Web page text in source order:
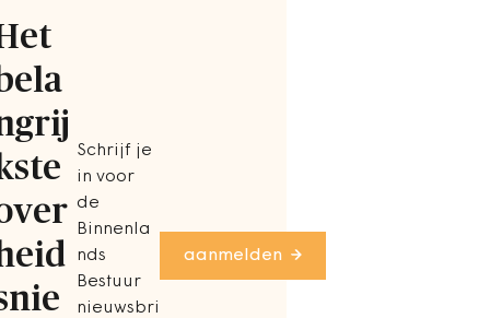
Schrijf je
in voor
de
Binnenla
nds
Bestuur
nieuwsbri
aanmelden